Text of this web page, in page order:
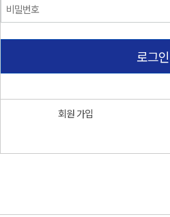
로그인
회원 가입